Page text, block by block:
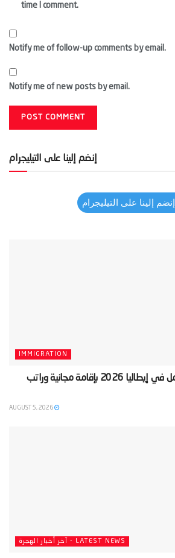
time I comment.
Notify me of follow-up comments by email.
Notify me of new posts by email.
إنضم إلينا على التيليجرام
إنضم إلينا على التيليجرام
IMMIGRATION
‫برنامج تطوع ممول بالكامل في إيطاليا 2026 بإقامة مجانية وراتب
LATEST NEWS - آخر أخبار الهجرة